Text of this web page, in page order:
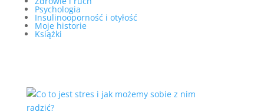
Psychologia
Insulinooporność i otyłość
Moje historie
Książki